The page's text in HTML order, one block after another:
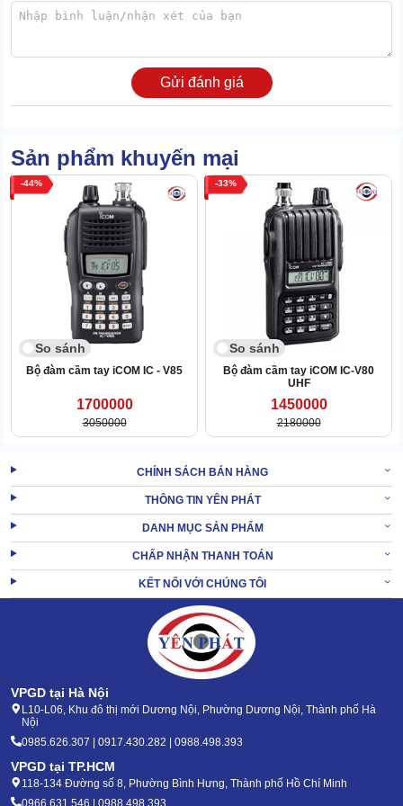
Hiếm có con máy điện đàm nào lại tích hợp nhiều tính năng tiện
ích như: iCOM IC-G80 (Phiên bản 1).
Bạn có thể kích hoạt máy nhanh bằng giọng nói VOX. Khi quét
kênh, bạn có thể cài chế độ ưu tiên, quét hoặc nhảy kênh tự động.
Đặc biệt, máy tích hợp tính năng khóa kênh bận, khóa bộ lặp, định
thời gian phát, tự động ngắt nguồn,...
Độ bền trên 15 năm
Gửi đánh giá
Sản phẩm khuyến mại
44
So sánh
Bộ đàm cầm tay iCOM IC - V85
1700000
3050000
33
So sánh
Bộ đàm cầm tay iCOM IC-V80
UHF
1450000
2180000
CHÍNH SÁCH BÁN HÀNG
THÔNG TIN YÊN PHÁT
DANH MỤC SẢN PHẨM
CHẤP NHẬN THANH TOÁN
KẾT NỐI VỚI CHÚNG TÔI
VPGD tại Hà Nội
L10-L06, Khu đô thị mới Dương Nội, Phường Dương Nội, Thành phố Hà
Nội
0985.626.307 | 0917.430.282 | 0988.498.393
VPGD tại TP.HCM
118-134 Đường số 8, Phường Bình Hưng, Thành phố Hồ Chí Minh
0966.631.546 | 0988.498.393